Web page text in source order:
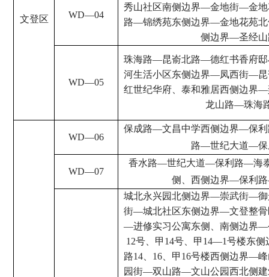
文登区 WD—04
秀山社区南侧边界—金地街—金
路—锦绣苑东侧边界—金地花苑
侧边界—圣经
WD—05
珠海路—昆嵛北路—德红书香府
河生活小区东侧边界—凤西街—
红世纪华府、泰和雅居西侧边界—
龙山路—珠海
WD—06
保成路—文昌中学西侧边界—保
路—世纪大道—
WD—07
香水路—世纪大道—保利路—海
侧、西侧边界—保利路
城北永兴园北侧边界—崇武街—
街—城北社区东侧边界—文登整
—进修实习公寓东侧、南侧边界—
12号、甲 14号、甲 14—1号楼东侧
路14、 16、甲 16号楼西侧边界—
园街—双山路—文山公园西北侧